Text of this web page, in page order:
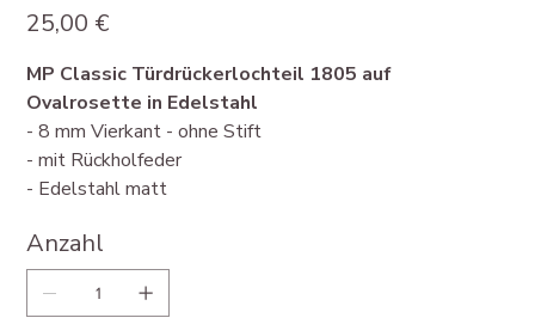
25,00 €
MP Classic Türdrückerlochteil 1805 auf
Ovalrosette in Edelstahl
- 8 mm Vierkant - ohne Stift
- mit Rückholfeder
- Edelstahl matt
Anzahl